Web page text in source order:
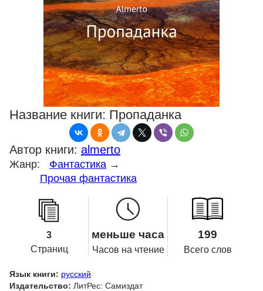
Название книги: Пропаданка
Автор книги: almerto
Жанр: Фантастика →
Прочая фантастика
3
Страниц
меньше часа
Часов на чтение
199
Всего слов
Язык книги: русский
Издательство: ЛитРес: Самиздат